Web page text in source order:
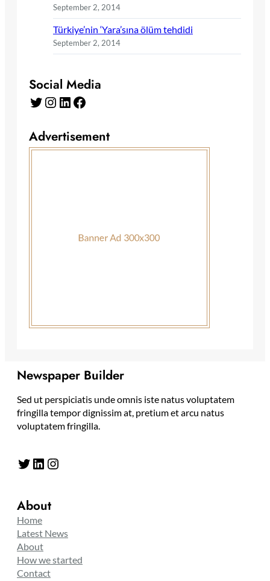
September 2, 2014
Türkiye’nin ‘Yara’sına ölüm tehdidi
September 2, 2014
Social Media
Twitter Instagram LinkedIn Facebook
Advertisement
Newspaper Builder
Sed ut perspiciatis unde omnis iste natus voluptatem
fringilla tempor dignissim at, pretium et arcu natus
voluptatem fringilla.
Twitter LinkedIn Instagram
About
Home
Latest News
About
How we started
Contact